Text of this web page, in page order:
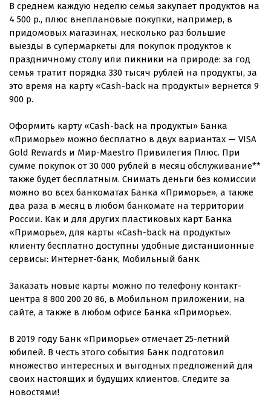
В среднем каждую неделю семья закупает продуктов на
4 500 р., плюс внеплановые покупки, например, в
придомовых магазинах, несколько раз большие
выезды в супермаркеты для покупок продуктов к
праздничному столу или пикники на природе: за год
семья тратит порядка 330 тысяч рублей на продукты, за
это время на карту «Cash-back на продукты» вернется 9
900 р.
Оформить карту «Cash-back на продукты» Банка
«Приморье» можно бесплатно в двух вариантах — VISA
Gold Rewards и Мир-Maestro Привилегия Плюс. При
сумме покупок от 30 000 рублей в месяц обслуживание**
также будет бесплатным. Снимать деньги без комиссии
можно во всех банкоматах Банка «Приморье», а также
два раза в месяц в любом банкомате на территории
России. Как и для других пластиковых карт Банка
«Приморье», для карты «Cash-back на продукты»
клиенту бесплатно доступны удобные дистанционные
сервисы: Интернет-банк, Мобильный банк.
Заказать новые карты можно по телефону контакт-
центра 8 800 200 20 86, в Мобильном приложении, на
сайте, а также в любом офисе Банка «Приморье».
В 2019 году Банк «Приморье» отмечает 25-летний
юбилей. В честь этого события Банк подготовил
множество интересных и выгодных предложений для
своих настоящих и будущих клиентов. Следите за
новостями!